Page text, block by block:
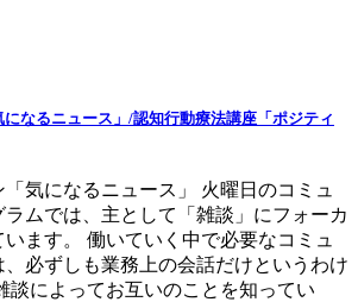
なるニュース」/認知行動療法講座「ポジティ
気になるニュース」 火曜日のコミュ
ムでは、主として「雑談」にフォーカ
ます。 働いていく中で必要なコミュ
必ずしも業務上の会話だけというわけ
談によってお互いのことを知ってい